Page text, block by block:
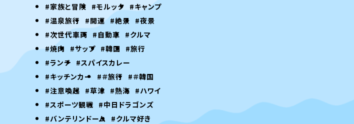
#家族と冒険 #モルック #キャンプ
#温泉旅行
#開運 #絶景 #夜景
#次世代車両 #自動車 #クルマ
#焼肉
#サップ #韓国
#旅行
#ランチ #スパイスカレー
#キッチンカー
#＃旅行
#＃韓国
#注意喚起 #草津 #熱海 #ハワイ
#スポーツ観戦 #中日ドラゴンズ
#バンテリンドーム #クルマ好き